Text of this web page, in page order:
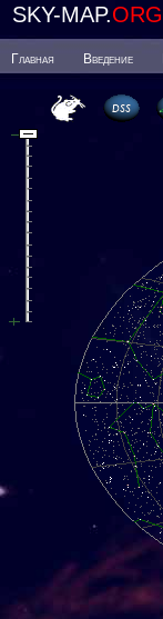
SKY-MAP.ORG
Главная Введение